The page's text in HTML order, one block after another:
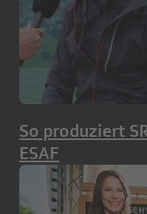
So produziert
ESAF